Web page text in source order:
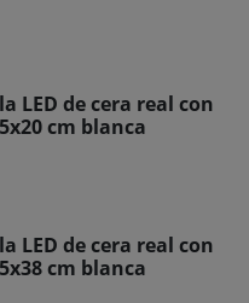
LED de cera real con
cm blanca
LED de cera real con
cm blanca